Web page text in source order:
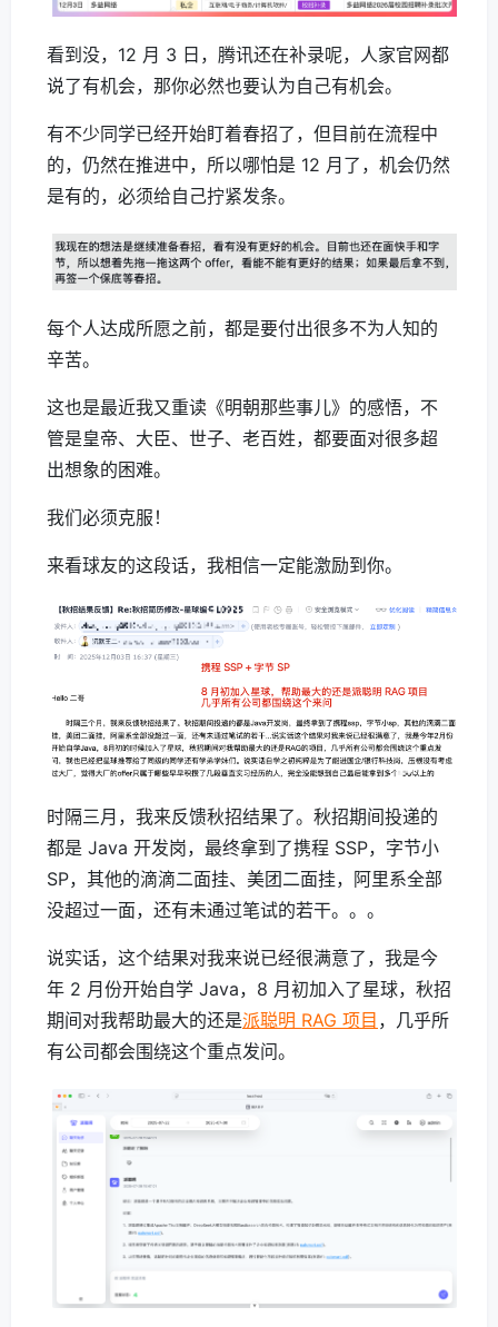
看到没，12 月 3 日，腾讯还在补录呢，人家官网都
说了有机会，那你必然也要认为自己有机会。
有不少同学已经开始盯着春招了，但目前在流程中
的，仍然在推进中，所以哪怕是 12 月了，机会仍然
是有的，必须给自己拧紧发条。
每个人达成所愿之前，都是要付出很多不为人知的
辛苦。
这也是最近我又重读《明朝那些事儿》的感悟，不
管是皇帝、大臣、世子、老百姓，都要面对很多超
出想象的困难。
我们必须克服！
来看球友的这段话，我相信一定能激励到你。
时隔三月，我来反馈秋招结果了。秋招期间投递的
都是 Java 开发岗，最终拿到了携程 SSP，字节小
SP，其他的滴滴二面挂、美团二面挂，阿里系全部
没超过一面，还有未通过笔试的若干。。。
说实话，这个结果对我来说已经很满意了，我是今
年 2 月份开始自学 Java，8 月初加入了星球，秋招
期间对我帮助最大的还是派聪明 RAG 项目 ，几乎所
有公司都会围绕这个重点发问。